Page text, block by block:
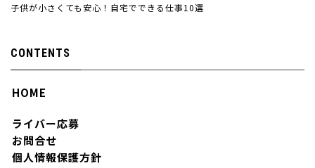
子供が小さくても安心！自宅でできる仕事10選
CONTENTS
HOME
ライバー応募
お問合せ
個人情報保護方針